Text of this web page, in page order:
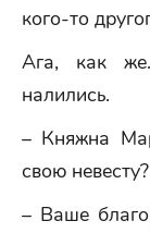
кого-то
Ага, как
налились.
– Княжна
свою невесту?
– Ваше